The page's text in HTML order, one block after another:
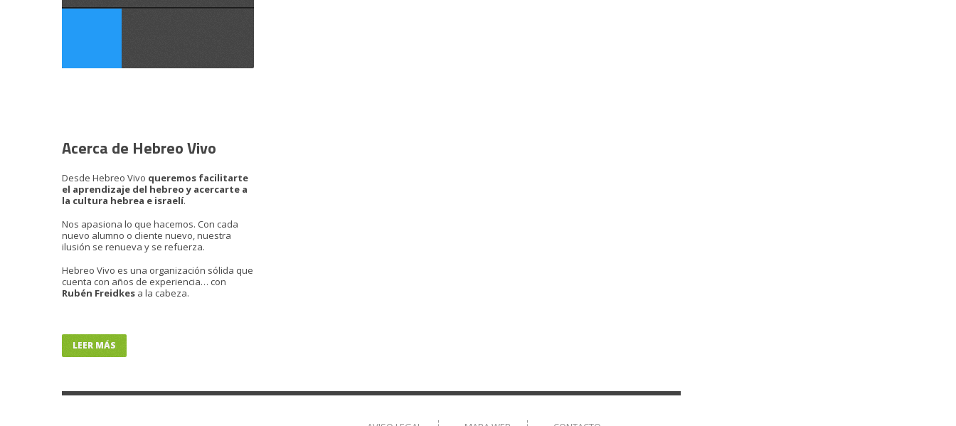
Acerca de Hebreo Vivo
Desde Hebreo Vivo queremos facilitarte
el aprendizaje del hebreo y acercarte a
la cultura hebrea e israelí.
Nos apasiona lo que hacemos. Con cada
nuevo alumno o cliente nuevo, nuestra
ilusión se renueva y se refuerza.
Hebreo Vivo es una organización sólida que
cuenta con años de experiencia… con
Rubén Freidkes a la cabeza.
LEER MÁS